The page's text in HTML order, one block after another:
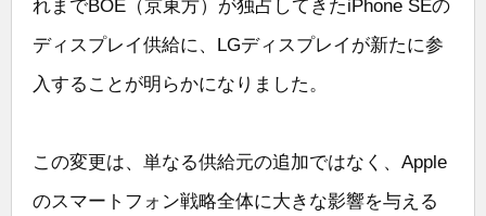
れまでBOE（京東方）が独占してきたiPhone SEの
ディスプレイ供給に、LGディスプレイが新たに参
入することが明らかになりました。
この変更は、単なる供給元の追加ではなく、Apple
のスマートフォン戦略全体に大きな影響を与える